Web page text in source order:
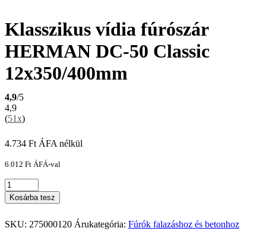
Klasszikus vídia fúrószár
HERMAN DC-50 Classic
12x350/400mm
4,9/5
4,9
(51x)
4.734 Ft ÁFA nélkül
6.012 Ft ÁFÁ-val
Kosárba tesz
SKU: 275000120 Árukategória: Fúrók falazáshoz és betonhoz